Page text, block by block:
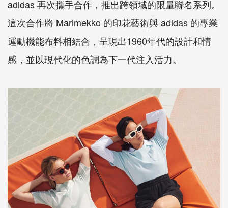
adidas 再次攜手合作，推出跨領域的限量聯名系列。
這次合作將 Marimekko 的印花藝術與 adidas 的專業
運動機能布料相結合，呈現出1960年代的設計和情
感，並以現代化的色調為下一代注入活力。